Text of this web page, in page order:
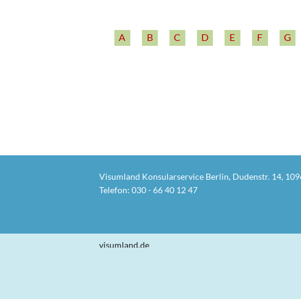
A B C D E F G
Visumland Konsularservice Berlin, Dudenstr. 14,
Telefon: 030 - 66 40 12 47
visumland.de